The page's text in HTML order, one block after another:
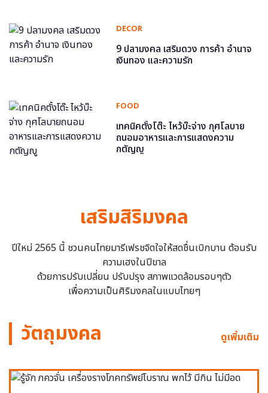
DECOR
9 ปลามงคล เสริมดวง การค้า อำนาจ
เงินทอง และความรัก
FOOD
เทคนิคตั้งโต๊ะ ไหว้บ๊ะจ่าง กุศโลบาย
ถนอมอาหารและการแสดงความ
กตัญญู
เสริมสิริมงคล
ปีใหม่ 2565 นี้ ชวนคนไทยมารีเฟรชจิตใจให้สดชื่นเบิกบาน ต้อนรับ
ความเฮงในปีขาล
ด้วยการปรับเปลี่ยน ปรับปรุง สภาพแวดล้อมรอบๆตัว
เพื่อความเป็นศิริมงคลในแบบไทยๆ
วัตถุมงคล ดูเพิ่มเติม